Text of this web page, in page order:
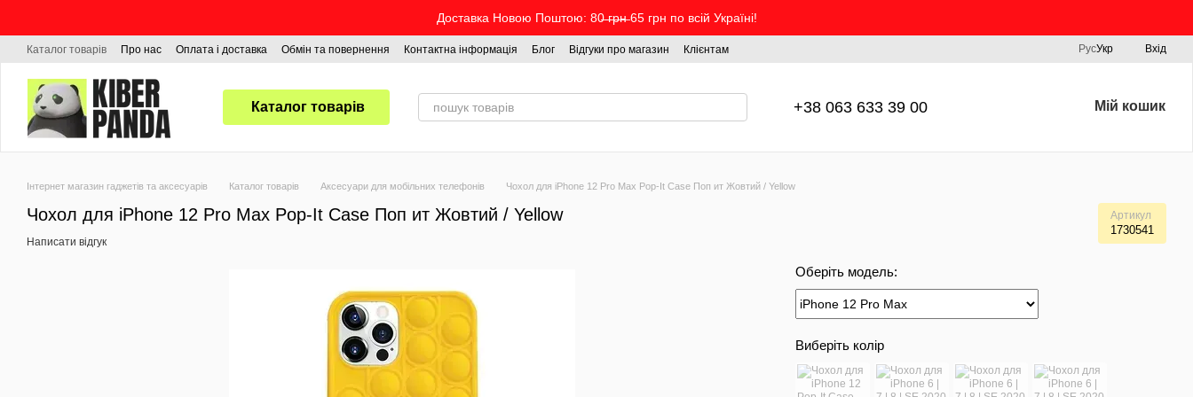
Доставка Новою Поштою: 80̶ ̶г̶р̶н̶ 65 грн по всій Україні!
Каталог товарів Про нас Оплата і доставка Обмін та повернення Контактна інформація Блог Відгуки про магазин Клієнтам РусУкр Вхід
Каталог товарів +38 063 633 39 00 Мій кошик
Інтернет магазин гаджетів та аксесуарів Каталог товарів Аксесуари для мобільних телефонів Чохол для iPhone 12 Pro Max Pop-It Case Поп ит Жовтий / Yellow
Чохол для iPhone 12 Pro Max Pop-It Case Поп ит Жовтий / Yellow Артикул
1730541
Написати відгук
Оберіть модель:
Виберіть колір